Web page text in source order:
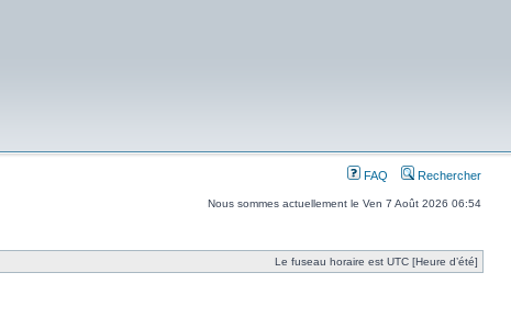
FAQ Rechercher
Nous sommes actuellement le Ven 7 Août 2026 06:54
Le fuseau horaire est UTC [Heure d’été]